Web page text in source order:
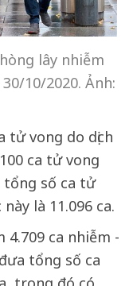
lây nhiễm
10/2020. Ảnh:
tử vong do dịch
ca tử vong
số ca tử
là 11.096 ca.
ca nhiễm -
tổng số ca